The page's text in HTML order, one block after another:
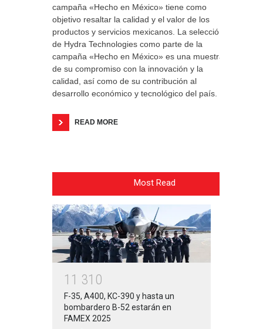
campaña «Hecho en México» tiene como
objetivo resaltar la calidad y el valor de los
productos y servicios mexicanos. La selección
de Hydra Technologies como parte de la
campaña «Hecho en México» es una muestra
de su compromiso con la innovación y la
calidad, así como de su contribución al
desarrollo económico y tecnológico del país.
READ MORE
Most Read
1 1 31 0
F-35, A400, KC-390 y hasta un
bombardero B-52 estarán en
FAMEX 2025